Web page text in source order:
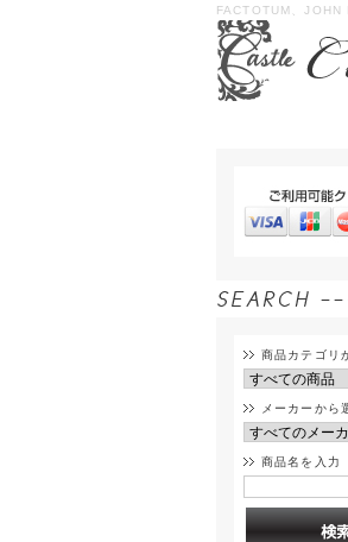
FACTOTUM、
商品カテゴリ
メーカーから
商品名を入力